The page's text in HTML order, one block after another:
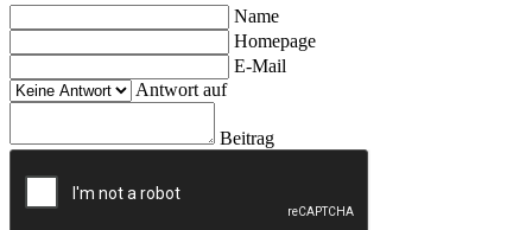
Name
Homepage
E-Mail
Antwort auf
Beitrag